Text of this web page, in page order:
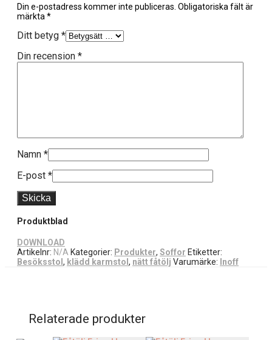
Din e-postadress kommer inte publiceras. Obligatoriska fält är
märkta *
Ditt betyg *
Din recension *
Namn *
E-post *
Produktblad
DOWNLOAD
Artikelnr: N/A Kategorier: Produkter, Soffor Etiketter:
Besöksstol , klädd karmstol , nätt fåtölj Varumärke: Inoff
Relaterade produkter